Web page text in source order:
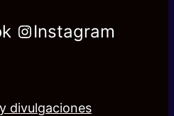
Instagram
divulgaciones